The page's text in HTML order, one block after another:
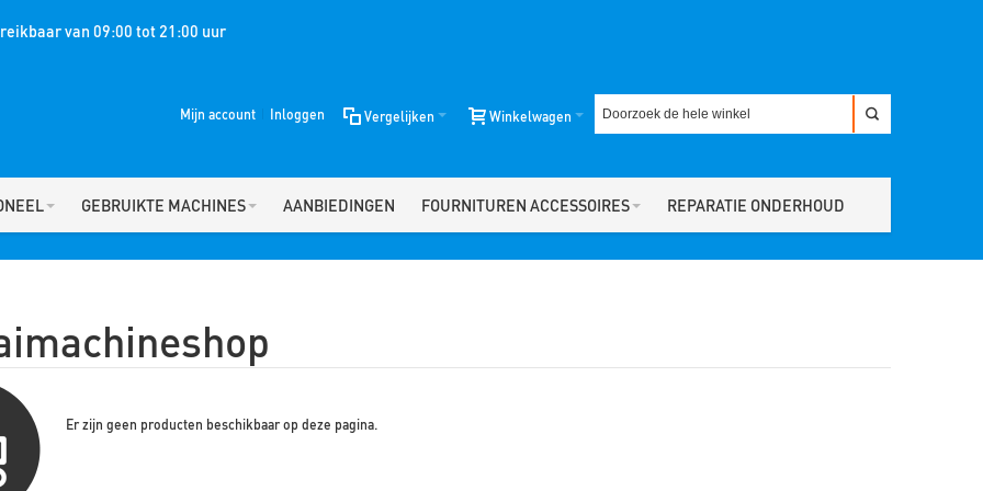
van 09:00 tot 21:00 uur
Winkelwagen
Vergelijken
Mijn account Inloggen
GEBRUIKTE MACHINES AANBIEDINGEN FOURNITUREN ACCESSOIRES REPARATIE ONDERHOUD
Er zijn geen producten beschikbaar op deze pagina.